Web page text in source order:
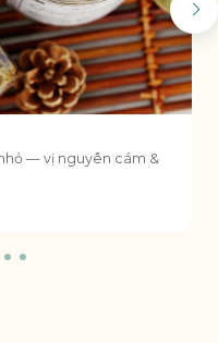
— vị nguyên cám &